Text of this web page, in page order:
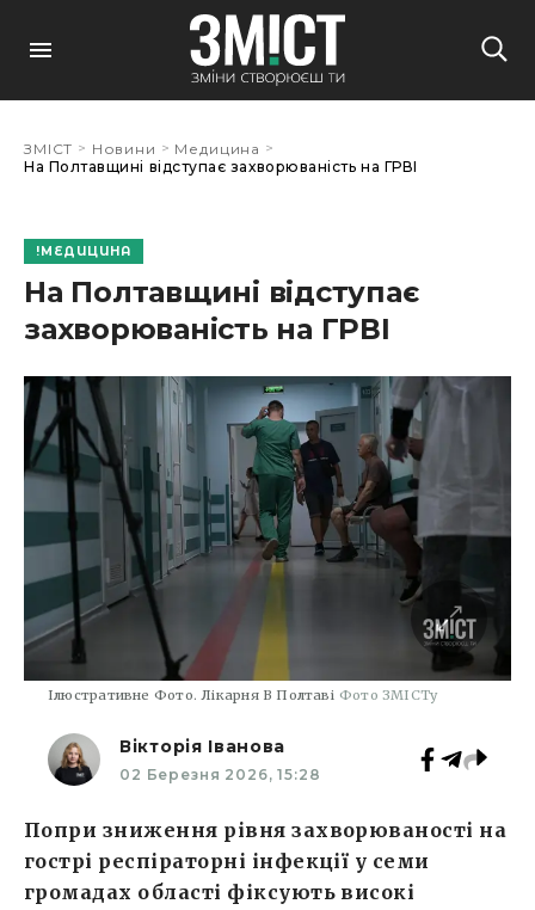
ЗМІСТ > Новини > Медицина >
На Полтавщині відступає захворюваність на ГРВІ
МЕДИЦИНА
На Полтавщині відступає
захворюваність на ГРВІ
Ілюстративне Фото. Лікарня В Полтаві Фото ЗМІСТу
Вікторія Іванова
02 Березня 2026, 15:28
Попри зниження рівня захворюваності на
гострі респіраторні інфекції у семи
громадах області фіксують високі